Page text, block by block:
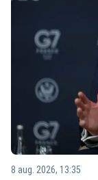
8 aug. 2026, 13:35